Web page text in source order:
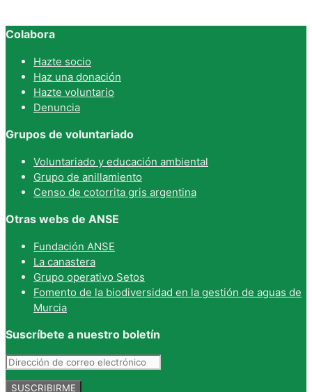
Colabora
Hazte socio
Haz una donación
Hazte voluntario
Denuncia
Grupos de voluntariado
Voluntariado y educación ambiental
Grupo de anillamiento
Censo de cotorrita gris argentina
Otras webs de ANSE
Fundación ANSE
La canastera
Grupo operativo Setos
Fomento de la biodiversidad en la gestión de aguas de
Murcia
Suscríbete a nuestro boletín